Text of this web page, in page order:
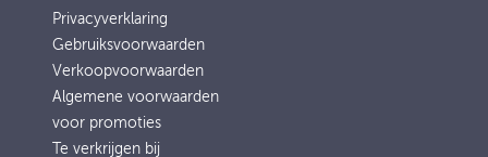
Privacyverklaring
Gebruiksvoorwaarden
Verkoopvoorwaarden
Algemene voorwaarden
voor promoties
Te verkrijgen bij